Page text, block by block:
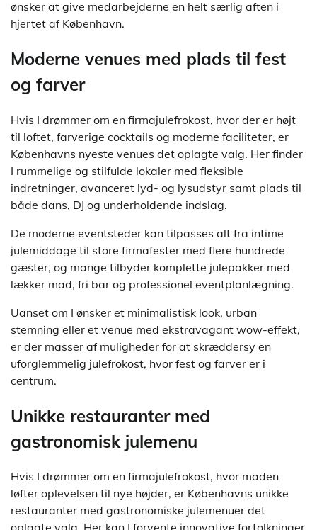
ønsker at give medarbejderne en helt særlig aften i
hjertet af København.
Moderne venues med plads til fest
og farver
Hvis I drømmer om en firmajulefrokost, hvor der er højt
til loftet, farverige cocktails og moderne faciliteter, er
Københavns nyeste venues det oplagte valg. Her finder
I rummelige og stilfulde lokaler med fleksible
indretninger, avanceret lyd- og lysudstyr samt plads til
både dans, DJ og underholdende indslag.
De moderne eventsteder kan tilpasses alt fra intime
julemiddage til store firmafester med flere hundrede
gæster, og mange tilbyder komplette julepakker med
lækker mad, fri bar og professionel eventplanlægning.
Uanset om I ønsker et minimalistisk look, urban
stemning eller et venue med ekstravagant wow-effekt,
er der masser af muligheder for at skræddersy en
uforglemmelig julefrokost, hvor fest og farver er i
centrum.
Unikke restauranter med
gastronomisk julemenu
Hvis I drømmer om en firmajulefrokost, hvor maden
løfter oplevelsen til nye højder, er Københavns unikke
restauranter med gastronomiske julemenuer det